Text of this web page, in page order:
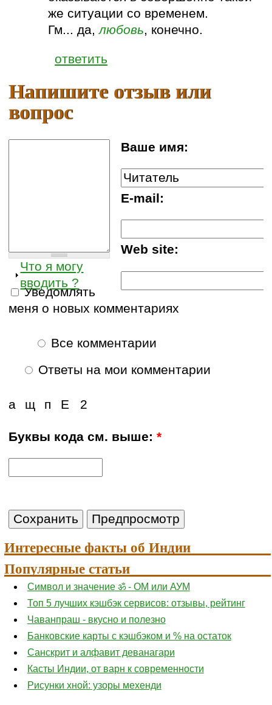
же ситуации со временем.
Гм... да,любовь, конечно.
ответить
Напишите отзыв или
вопрос
Ваше имя:
E-mail:
Web site:
Что я могу
вводить ?
Уведомлять
меня о новых комментариях
Все комментарии
Ответы на мои комментарии
а щ п Е 2
Буквы кода см. выше:*
Интересные факты об Индии
Популярные статьи
Символ и значение ॐ - ОМ или АУМ
Топ 5 лучших кэшбэк сервисов: отзывы, рейтинг
Чаванпраш - вкусно и полезно
Банковские карты с кэшбэком и % на остаток
Санскрит и алфавит деванагари
Касты Индии, от варн к современности
Рисунки хной: узоры мехенди